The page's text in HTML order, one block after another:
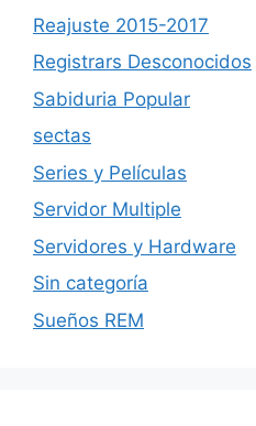
Reajuste 2015-2017
Registrars Desconocidos
Sabiduria Popular
sectas
Series y Películas
Servidor Multiple
Servidores y Hardware
Sin categoría
Sueños REM